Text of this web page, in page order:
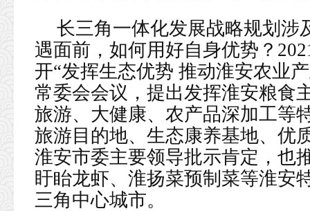
长三角一体化发展战略规划涉
遇面前，如何用好自身优势？
开“发挥生态优势 推动淮安农业
常委会会议，提出发挥淮安粮食
旅游、大健康、农产品深加工等
旅游目的地、生态康养基地、优
淮安市委主要领导批示肯定，也
盱眙龙虾、淮扬菜预制菜等淮安
三角中心城市。